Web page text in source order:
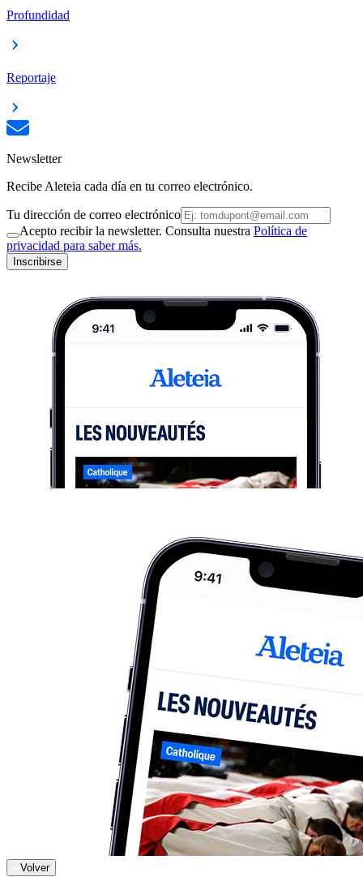
Profundidad
Reportaje
Newsletter
Recibe Aleteia cada día en tu correo electrónico.
Tu dirección de correo electrónico
Acepto recibir la newsletter. Consulta nuestra Política de
privacidad para saber más.
Inscribirse
Volver